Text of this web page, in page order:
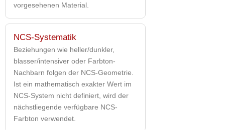
vorgesehenen Material.
NCS-Systematik
Beziehungen wie heller/dunkler,
blasser/intensiver oder Farbton-
Nachbarn folgen der NCS-Geometrie.
Ist ein mathematisch exakter Wert im
NCS-System nicht definiert, wird der
nächstliegende verfügbare NCS-
Farbton verwendet.